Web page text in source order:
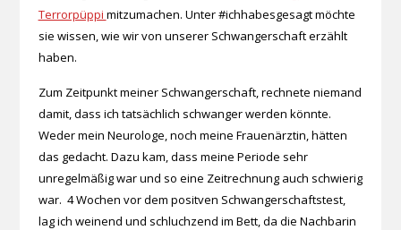
Terrorpüppi mitzumachen. Unter #ichhabesgesagt möchte
sie wissen, wie wir von unserer Schwangerschaft erzählt
haben.
Zum Zeitpunkt meiner Schwangerschaft, rechnete niemand
damit, dass ich tatsächlich schwanger werden könnte.
Weder mein Neurologe, noch meine Frauenärztin, hätten
das gedacht. Dazu kam, dass meine Periode sehr
unregelmäßig war und so eine Zeitrechnung auch schwierig
war. 4 Wochen vor dem positven Schwangerschaftstest,
lag ich weinend und schluchzend im Bett, da die Nachbarin